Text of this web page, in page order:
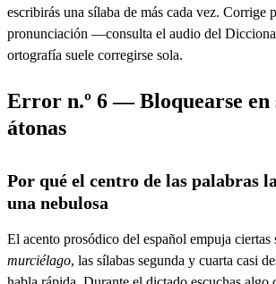
escribirás una sílaba de más cada vez. Corrige
pronunciación —consulta el audio del
ortografía suele corregirse sola.
Error n.º 6 — Bloquearse en
átonas
Por qué el centro de las palabras
una nebulosa
El acento prosódico del español empuja
murciélago, las sílabas segunda y cuarta casi